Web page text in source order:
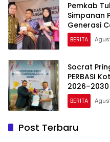
Pemkab
Simpanan
Generasi
BERITA
Socrat
PERBASI
2026–2030
BERITA
Post Terbaru